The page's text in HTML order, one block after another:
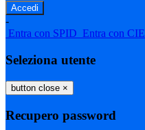
-
Entra con SPID Entra con CIE
Seleziona utente
button close ×
Recupero password